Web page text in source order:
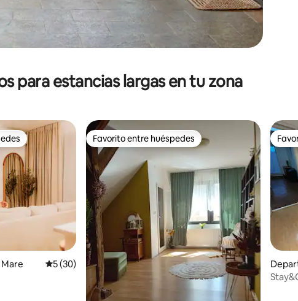
para estancias largas en tu zona
entre huéspedes
Calificación promedio: 5 de 5; 30 evaluaciones
5 (30)
Favorito entre huéspedes
Favorito entre huéspedes